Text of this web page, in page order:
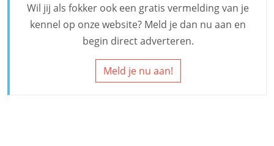
Wil jij als fokker ook een gratis vermelding van je
kennel op onze website? Meld je dan nu aan en
begin direct adverteren.
Meld je nu aan!